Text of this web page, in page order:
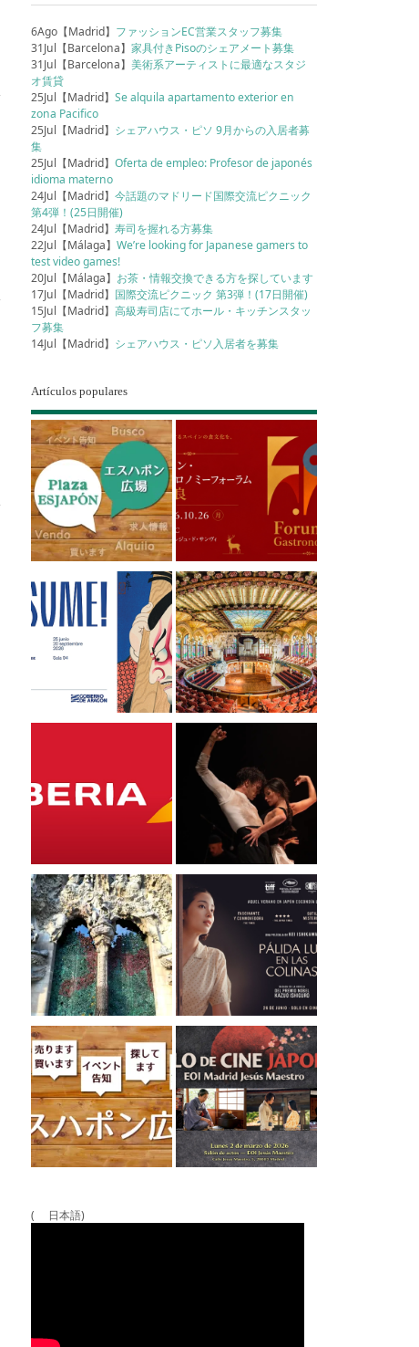
6Ago【Madrid】 ファッションEC営業スタッフ募集
31Jul【Barcelona】家具付きPisoのシェアメート募集
31Jul【Barcelona】美術系アーティストに最適なスタジ
オ賃貸
25Jul【Madrid】Se alquila apartamento exterior en
zona Pacifico
25Jul【Madrid】 シェアハウス・ピソ 9月からの入居者募
集
25Jul【Madrid】Oferta de empleo: Profesor de japonés
idioma materno
24Jul【Madrid】今話題のマドリード国際交流ピクニック
第4弾！(25日開催)
24Jul【Madrid】寿司を握れる方募集
22Jul【Málaga】We’re looking for Japanese gamers to
test video games!
20Jul【Málaga】 お茶・情報交換できる方を探しています
17Jul【Madrid】 国際交流ピクニック 第3弾！(17日開催)
15Jul【Madrid】高級寿司店にてホール・キッチンスタッ
フ募集
14Jul【Madrid】 シェアハウス・ピソ入居者を募集
Artículos populares
( 日本語)